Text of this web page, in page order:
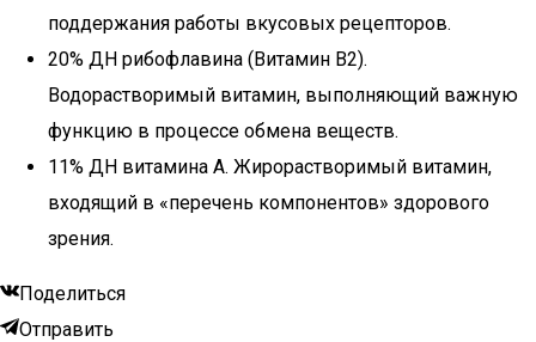
поддержания работы вкусовых рецепторов.
20% ДН рибофлавина (Витамин B2).
Водорастворимый витамин, выполняющий важную
функцию в процессе обмена веществ.
11% ДН витамина A. Жирорастворимый витамин,
входящий в «перечень компонентов» здорового
зрения.
Поделиться
Отправить